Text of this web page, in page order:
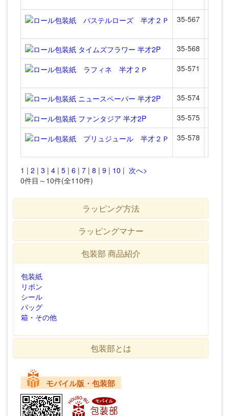
35-567
35-568
35-571
35-574
35-575
35-578
1 | 2 | 3 | 4 | 5 | 6 | 7 | 8 | 9 | 10 | 次へ>
0件目～10件(全110件)
ラッピング方法
ラッピングマナー
包装部 商品紹介
包装紙
リボン
シール
バッグ
箱・その他
包装部とは
モバイル版・包装部